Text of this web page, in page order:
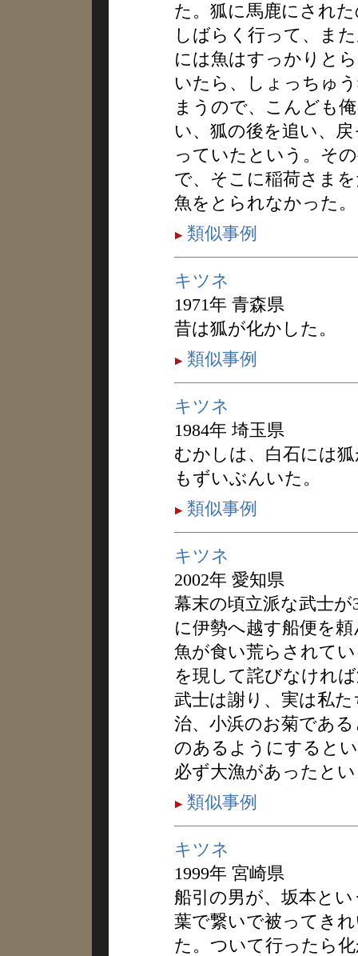
た。狐に馬鹿にされ
しばらく行って、ま
には魚はすっかりと
いたら、しょっちゅ
まうので、こんども
い、狐の後を追い、
っていたという。そ
で、そこに稲荷さま
魚をとられなかった。
類似事例
キツネ
1971年 青森県
昔は狐が化かした。
類似事例
キツネ
1984年 埼玉県
むかしは、白石には
もずいぶんいた。
類似事例
キツネ
2002年 愛知県
幕末の頃立派な武士
に伊勢へ越す船便を
魚が食い荒らされて
を現して詫びなけれ
武士は謝り、実は私
治、小浜のお菊であ
のあるようにすると
必ず大漁があったと
類似事例
キツネ
1999年 宮崎県
船引の男が、坂本と
葉で繋いで被ってき
た。ついて行ったら